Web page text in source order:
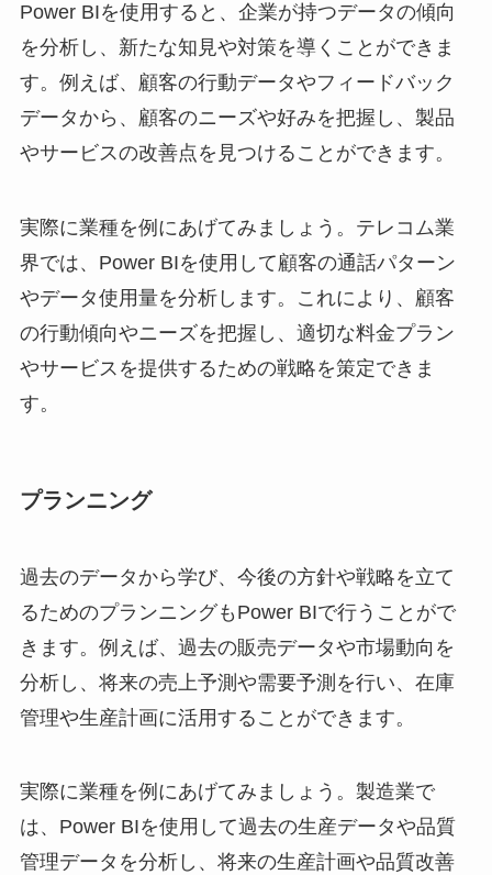
Power BIを使用すると、企業が持つデータの傾向
を分析し、新たな知見や対策を導くことができま
す。例えば、顧客の行動データやフィードバック
データから、顧客のニーズや好みを把握し、製品
やサービスの改善点を見つけることができます。
実際に業種を例にあげてみましょう。テレコム業
界では、Power BIを使用して顧客の通話パターン
やデータ使用量を分析します。これにより、顧客
の行動傾向やニーズを把握し、適切な料金プラン
やサービスを提供するための戦略を策定できま
す。
プランニング
過去のデータから学び、今後の方針や戦略を立て
るためのプランニングもPower BIで行うことがで
きます。例えば、過去の販売データや市場動向を
分析し、将来の売上予測や需要予測を行い、在庫
管理や生産計画に活用することができます。
実際に業種を例にあげてみましょう。製造業で
は、Power BIを使用して過去の生産データや品質
管理データを分析し、将来の生産計画や品質改善